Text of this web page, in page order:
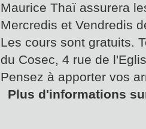
Maurice Thaï assurera
Mercredis et Vendredis
Les cours sont gratuits.
du Cosec, 4 rue de
Pensez à apporter vos
Plus d'informations